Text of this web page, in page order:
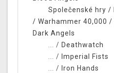
Společenské hry /
/ Warhammer 40,000 /
Dark Angels
... / Deathwatch
... / Imperial Fists
... / Iron Hands